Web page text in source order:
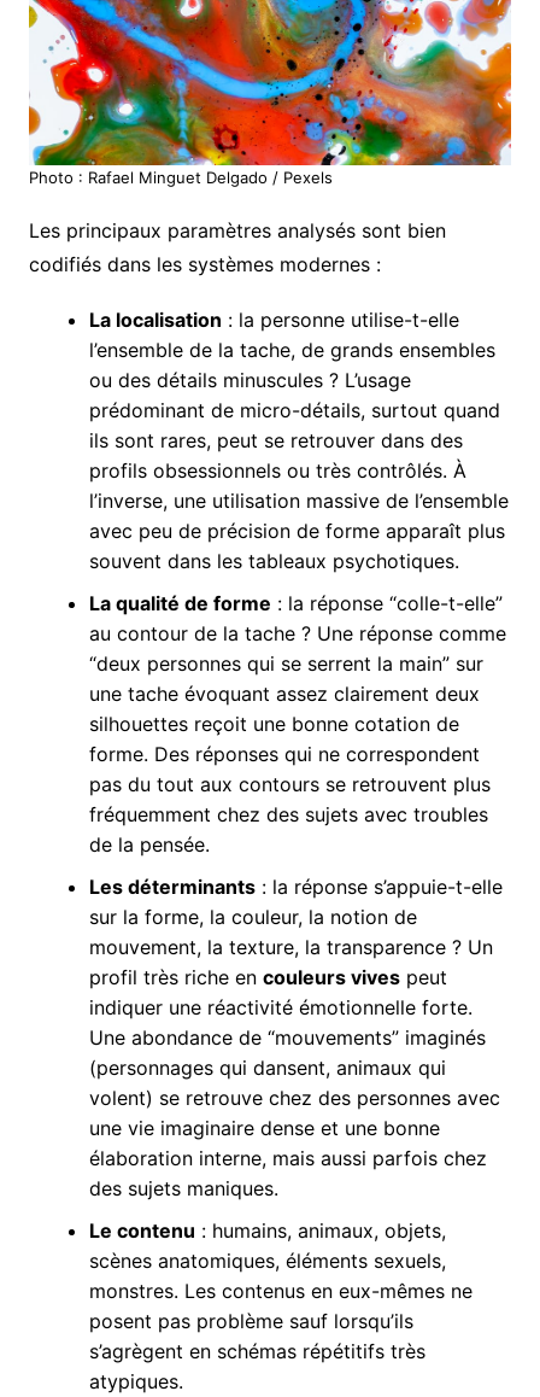
Photo : Rafael Minguet Delgado / Pexels
Les principaux paramètres analysés sont bien
codifiés dans les systèmes modernes :
La localisation : la personne utilise-t-elle
l’ensemble de la tache, de grands ensembles
ou des détails minuscules ? L’usage
prédominant de micro-détails, surtout quand
ils sont rares, peut se retrouver dans des
profils obsessionnels ou très contrôlés. À
l’inverse, une utilisation massive de l’ensemble
avec peu de précision de forme apparaît plus
souvent dans les tableaux psychotiques.
La qualité de forme : la réponse “colle-t-elle”
au contour de la tache ? Une réponse comme
“deux personnes qui se serrent la main” sur
une tache évoquant assez clairement deux
silhouettes reçoit une bonne cotation de
forme. Des réponses qui ne correspondent
pas du tout aux contours se retrouvent plus
fréquemment chez des sujets avec troubles
de la pensée.
Les déterminants: la réponse s’appuie-t-elle
sur la forme, la couleur, la notion de
mouvement, la texture, la transparence ? Un
profil très riche en couleurs vivespeut
indiquer une réactivité émotionnelle forte.
Une abondance de “mouvements” imaginés
(personnages qui dansent, animaux qui
volent) se retrouve chez des personnes avec
une vie imaginaire dense et une bonne
élaboration interne, mais aussi parfois chez
des sujets maniques.
Le contenu : humains, animaux, objets,
scènes anatomiques, éléments sexuels,
monstres. Les contenus en eux-mêmes ne
posent pas problème sauf lorsqu’ils
s’agrègent en schémas répétitifs très
atypiques.